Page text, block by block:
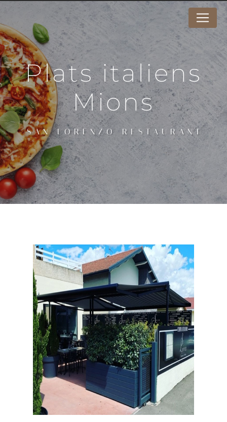
plats italiens
Mions
SAN LORENZO RESTAURANT
Panneau de gestion des cookies